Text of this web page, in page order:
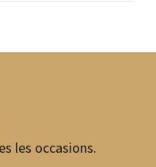
les occasions.